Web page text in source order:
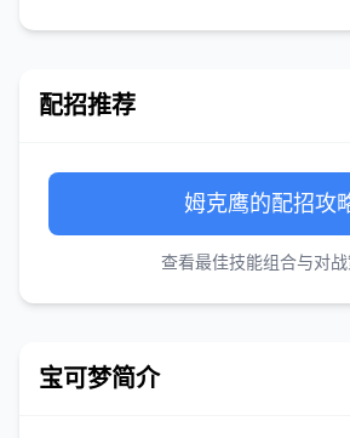
配招推荐
姆克鹰的配招攻
查看最佳技能组合与对
宝可梦简介